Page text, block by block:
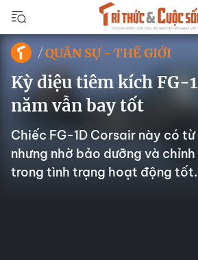
QUÂN SỰ - THẾ GIỚI
Kỳ diệu tiêm kích FG-
năm vẫn bay tốt
Chiếc FG-1D Corsair này có
nhưng nhờ bảo dưỡng và chỉnh
trong tình trạng hoạt động tốt.